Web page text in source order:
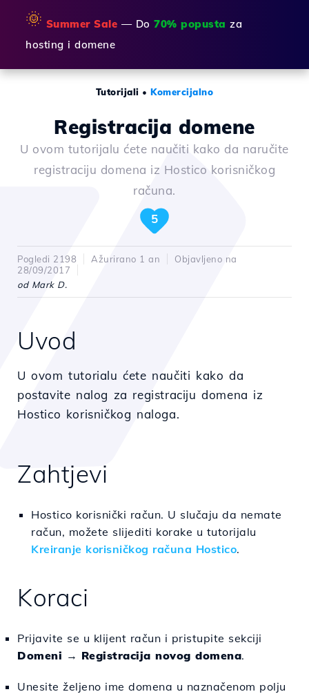
🌞 Summer Sale — Do 70% popusta za
hosting i domene
Tutorijali •Komercijalno
Registracija domene
U ovom tutorijalu ćete naučiti kako da naručite
registraciju domena iz Hostico korisničkog
računa.
5
Pogledi 2198 Ažurirano 1 an
Objavljeno na
28/09/2017
od Mark D.
Uvod
U ovom tutorialu ćete naučiti kako da
postavite nalog za registraciju domena iz
Hostico korisničkog naloga.
Zahtjevi
Hostico korisnički račun. U slučaju da nemate
račun, možete slijediti korake u tutorijalu
Kreiranje korisničkog računa Hostico.
Koraci
Prijavite se u klijent račun i pristupite sekciji
Domeni → Registracija novog domena.
Unesite željeno ime domena u naznačenom polju